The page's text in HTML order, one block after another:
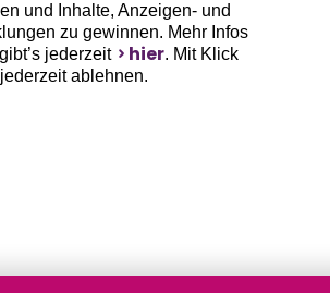
und Inhalte, Anzeigen- und
zu gewinnen. Mehr Infos
jederzeit
hier. Mit Klick
ablehnen.
(Trackingdaten) oder die
sowie auch zu eigenen
sondern auch deren
auf www.lascana.de / APP